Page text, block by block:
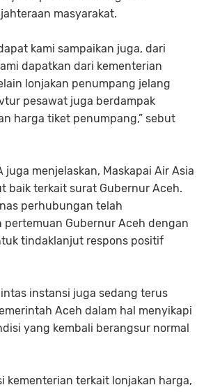
masyarakat.
kami sampaikan juga, dari
dapatkan dari kementerian
lonjakan penumpang jelang
pesawat juga berdampak
harga tiket penumpang,” sebut
juga menjelaskan, Maskapai Air Asia
baik terkait surat Gubernur Aceh.
perhubungan telah
pertemuan Gubernur Aceh dengan
tindaklanjut respons positif
instansi juga sedang terus
Aceh dalam hal menyikapi
yang kembali berangsur normal
kementerian terkait lonjakan harga,